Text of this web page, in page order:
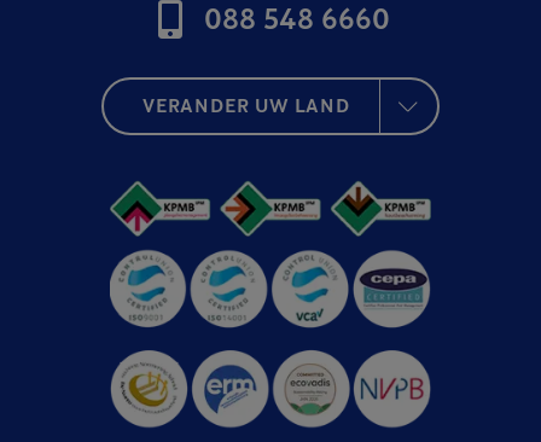
088 548 6660
VERANDER UW LAND